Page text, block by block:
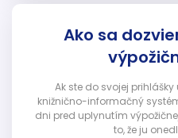
Ako sa
Ak ste do svojej
knižnično-informačný
dni pred uplynutím
to, že ju